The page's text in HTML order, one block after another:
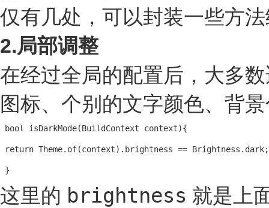
仅有几处，可以封装一些方
2.局部调整
在经过全局的配置后，大多
图标、个别的文字颜色、背
bool isDarkMode(BuildContext context){
return Theme.of(context).brightness == Brightness.dark;
}
这里的 brightness 就是上